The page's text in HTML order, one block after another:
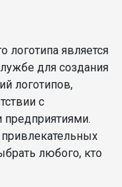
является
для создания
логотипов,
с
предприятиями.
любого, кто